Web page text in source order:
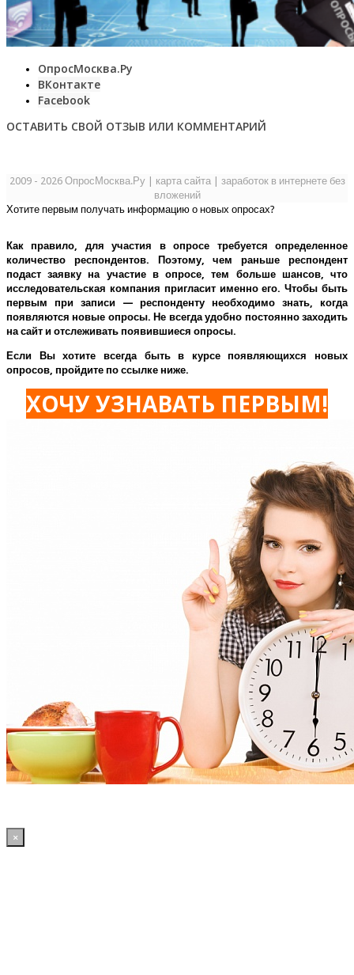
ОпросМосква.Ру
ВКонтакте
Facebook
ОСТАВИТЬ СВОЙ ОТЗЫВ ИЛИ КОММЕНТАРИЙ
2009 - 2026 ОпросМосква.Ру| карта сайта| заработок в интернете без
вложений
Хотите первым получать информацию о новых опросах?
Как правило, для участия в опросе требуется определенное
количество респондентов. Поэтому, чем раньше респондент
подаст заявку на участие в опросе, тем больше шансов, что
исследовательская компания пригласит именно его.Чтобы быть
первым при записи — респонденту необходимо знать, когда
появляются новые опросы. Не всегда удобно постоянно заходить
на сайт и отслеживать появившиеся опросы.
Если Вы хотите всегда быть в курсе появляющихся новых
опросов, пройдите по ссылке ниже.
ХОЧУ УЗНАВАТЬ ПЕРВЫМ!
×